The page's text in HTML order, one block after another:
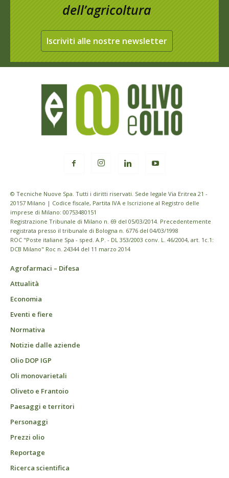
dell’agricoltura
Iscriviti alle nostre newsletter
© Tecniche Nuove Spa. Tutti i diritti riservati. Sede legale Via Eritrea 21 -
20157 Milano | Codice fiscale, Partita IVA e Iscrizione al Registro delle
imprese di Milano: 00753480151
Registrazione Tribunale di Milano n. 69 del 05/03/2014. Precedentemente
registrata presso il tribunale di Bologna n. 6776 del 04/03/1998
ROC "Poste italiane Spa - sped. A.P. - DL 353/2003 conv. L. 46/2004, art. 1c.1:
DCB Milano" Roc n. 24344 del 11 marzo 2014
Agrofarmaci – Difesa
Attualità
Economia
Eventi e fiere
Normativa
Notizie dalle aziende
Olio DOP IGP
Oli monovarietali
Oliveto e Frantoio
Paesaggi e territori
Personaggi
Prezzi olio
Reportage
Ricerca scientifica